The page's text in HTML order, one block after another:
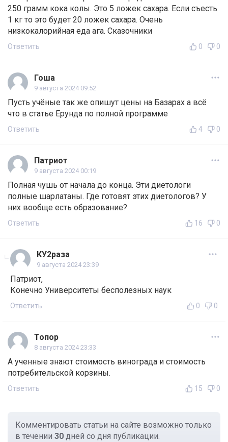
250 грамм кока колы. Это 5 ложек сахара. Если съесть
1 кг то это будет 20 ложек сахара. Очень
низкокалорийная еда ага. Сказочники
Ответить 0 0
Гоша
9 августа 2024 09:52
Пусть учёные так же опишут цены на Базарах а всё
что в статье Ерунда по полной программе
Ответить 4 0
Патриот
9 августа 2024 00:19
Полная чушь от начала до конца. Эти диетологи
полные шарлатаны. Где готовят этих диетологов? У
них вообще есть образование?
Ответить 16 0
КУ2раза
9 августа 2024 23:39
Патриот,
Конечно Университеты бесполезных наук
Ответить 0 0
Топор
8 августа 2024 23:33
А ученные знают стоимость винограда и стоимость
потребительской корзины.
Ответить 15 0
Комментировать статьи на сайте возможно только
в течении 30 дней со дня публикации.